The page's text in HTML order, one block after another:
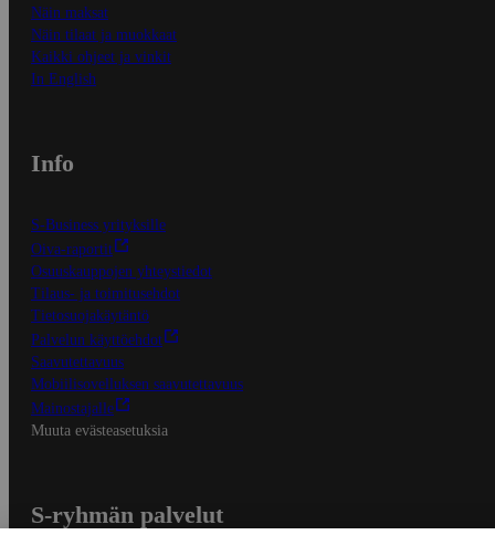
Näin maksat
Näin tilaat ja muokkaat
Kaikki ohjeet ja vinkit
In English
Info
S-Business yrityksille
Oiva-raportit
Osuuskauppojen yhteystiedot
Tilaus- ja toimitusehdot
Tietosuojakäytäntö
Palvelun käyttöehdot
Saavutettavuus
Mobiilisovelluksen saavutettavuus
Mainostajalle
Muuta evästeasetuksia
S-ryhmän palvelut